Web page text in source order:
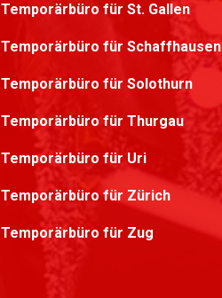
Temporärbüro für St. Gallen
Temporärbüro für Schaffhausen
Temporärbüro für Solothurn
Temporärbüro für Thurgau
Temporärbüro für Uri
Temporärbüro für Zürich
Temporärbüro für Zug